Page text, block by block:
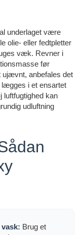
underlaget være
olie- eller fedtpletter
væk. Revner i
før
ujævnt, anbefales det
lægges i et ensartet
luftfugtighed kan
udluftning
Brug et